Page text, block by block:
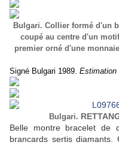
Bulgari. Collier formé d'un
coupé au centre d'un
premier orné d'une
Signé Bulgari 1989. Estimation
Bulgari.
Belle montre bracelet de
brancards sertis